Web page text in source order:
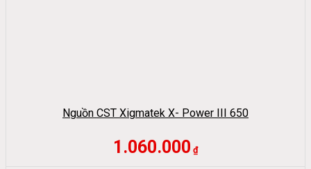
Nguồn CST Xigmatek X- Power III 650
1.060.000 ₫